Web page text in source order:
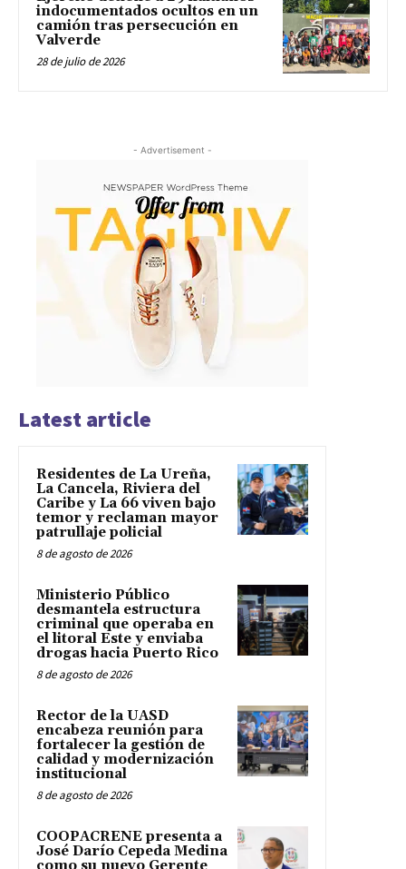
indocumentados ocultos en un
camión tras persecución en
Valverde
28 de julio de 2026
- Advertisement -
Latest article
Residentes de La Ureña,
La Cancela, Riviera del
Caribe y La 66 viven bajo
temor y reclaman mayor
patrullaje policial
8 de agosto de 2026
Ministerio Público
desmantela estructura
criminal que operaba en
el litoral Este y enviaba
drogas hacia Puerto Rico
8 de agosto de 2026
Rector de la UASD
encabeza reunión para
fortalecer la gestión de
calidad y modernización
institucional
8 de agosto de 2026
COOPACRENE presenta a
José Darío Cepeda Medina